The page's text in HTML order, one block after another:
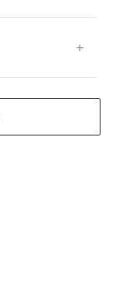
OWN
PORKCHOP GARAGE
ROTTWEILER